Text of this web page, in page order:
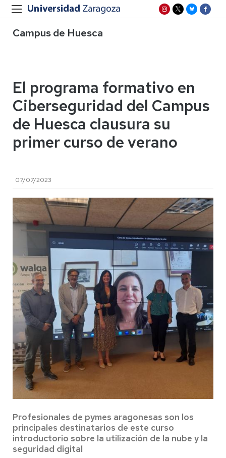
Campus de Huesca
El programa formativo en
Ciberseguridad del Campus
de Huesca clausura su
primer curso de verano
07/07/2023
Profesionales de pymes aragonesas son los
principales destinatarios de este curso
introductorio sobre la utilización de la nube y la
seguridad digital